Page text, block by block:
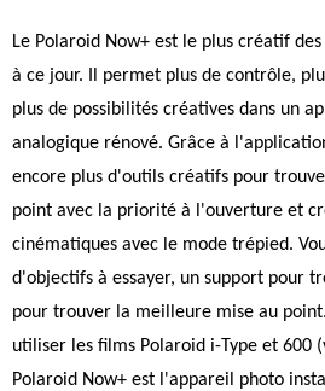
Le Polaroid Now+ est le plus créatif
à ce jour. Il permet plus de contrôle,
plus de possibilités créatives dans un
analogique rénové. Grâce à
encore plus d'outils créatifs pour
point avec la priorité à l'ouverture et
cinématiques avec le mode trépied.
d'objectifs à essayer, un support pour
pour trouver la meilleure mise au
utiliser les films Polaroid i-Type et 600
Polaroid Now+ est l'appareil photo